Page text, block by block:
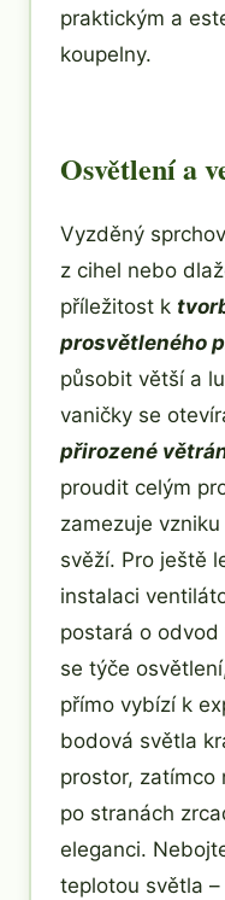
praktickým a
koupelny.
Osvětlení a
Vyzděný
z cihel nebo
příležitost k
prosvětleného
působit větší a
vaničky se
přirozené
proudit celým
zamezuje
svěží. Pro ještě
instalaci
postará o
se týče
přímo vybízí k
bodová světla
prostor, zatímco
po stranách
eleganci.
teplotou světla